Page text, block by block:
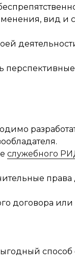
вид
служебного
договора
способ